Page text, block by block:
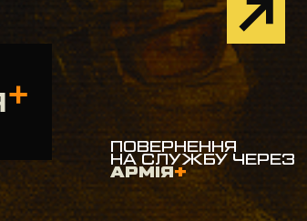
ПОВЕРНЕННЯ
НА СЛУЖБУ ЧЕРЕЗ
АРМІЯ +